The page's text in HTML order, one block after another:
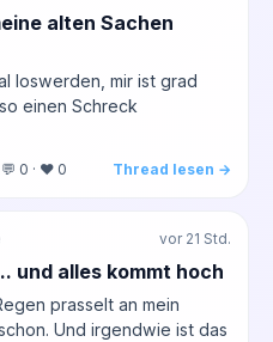
alten Sachen
loswerden, mir ist grad
einen Schreck
💬 0 · ❤️ 0 Thread lesen →
vor 21 Std.
und alles kommt hoch
prasselt an mein
Und irgendwie ist das